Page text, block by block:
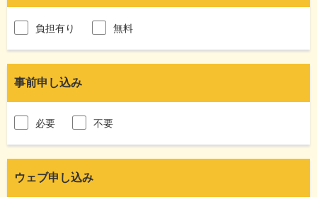
負担有り 無料
事前申し込み
必要 不要
ウェブ申し込み